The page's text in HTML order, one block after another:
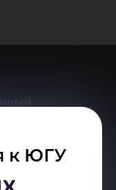
к ЮГУ
с хештегом #ЮГУ